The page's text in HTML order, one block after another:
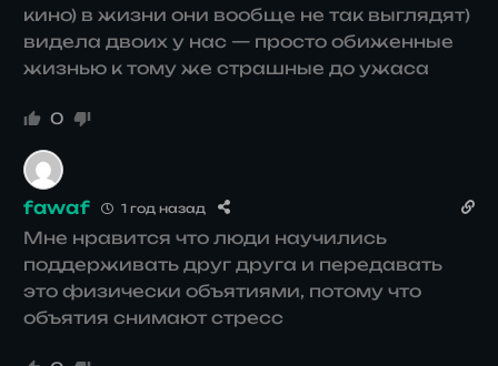
кино) в жизни они вообще не так выглядят)
видела двоих у нас — просто обиженные
жизнью к тому же страшные до ужаса
0
fawaf 1 год назад
Мне нравится что люди научились
поддерживать друг друга и передавать
это физически объятиями, потому что
объятия снимают стресс